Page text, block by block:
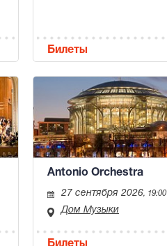
Билеты
Antonio Orchestra
27 сентября 2026, 19:00
Дом Музыки
Билеты